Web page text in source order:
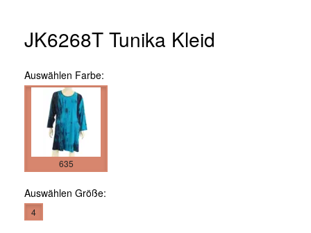
JK6268T Tunika Kleid
Auswählen Farbe:
635
Auswählen Größe:
4